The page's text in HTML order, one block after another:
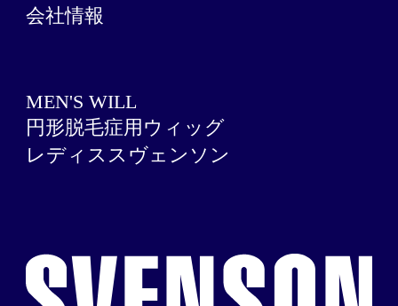
会社情報
MEN'S WILL
円形脱毛症用ウィッグ
レディススヴェンソン